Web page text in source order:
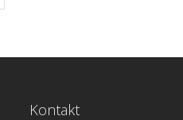
Kontakt